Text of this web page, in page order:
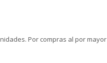
Por compras al por mayor